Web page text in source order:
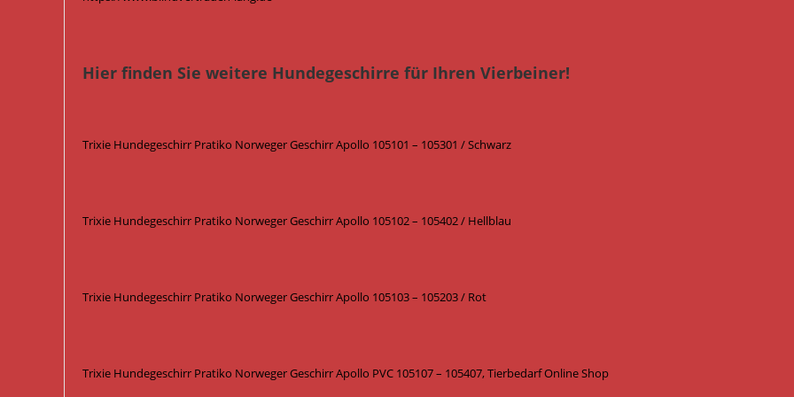
Hier finden Sie weitere Hundegeschirre für Ihren Vierbeiner!
Trixie Hundegeschirr Pratiko Norweger Geschirr Apollo 105101 – 105301 / Schwarz
Trixie Hundegeschirr Pratiko Norweger Geschirr Apollo 105102 – 105402 / Hellblau
Trixie Hundegeschirr Pratiko Norweger Geschirr Apollo 105103 – 105203 / Rot
Trixie Hundegeschirr Pratiko Norweger Geschirr Apollo PVC 105107 – 105407, Tierbedarf Online Shop